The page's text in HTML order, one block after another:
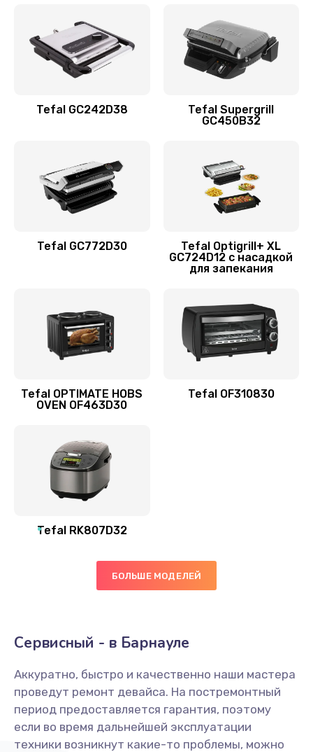
Tefal GC242D38
Tefal Supergrill
GC450B32
Tefal GC772D30
Tefal Optigrill+ XL
GC724D12 с насадкой
для запекания
Tefal OPTIMATE HOBS
OVEN OF463D30
Tefal OF310830
Tefal RK807D32
БОЛЬШЕ МОДЕЛЕЙ
Сервисный - в Барнауле
Аккуратно, быстро и качественно наши мастера
проведут ремонт девайса. На постремонтный
период предоставляется гарантия, поэтому
если во время дальнейшей эксплуатации
техники возникнут какие-то проблемы, можно